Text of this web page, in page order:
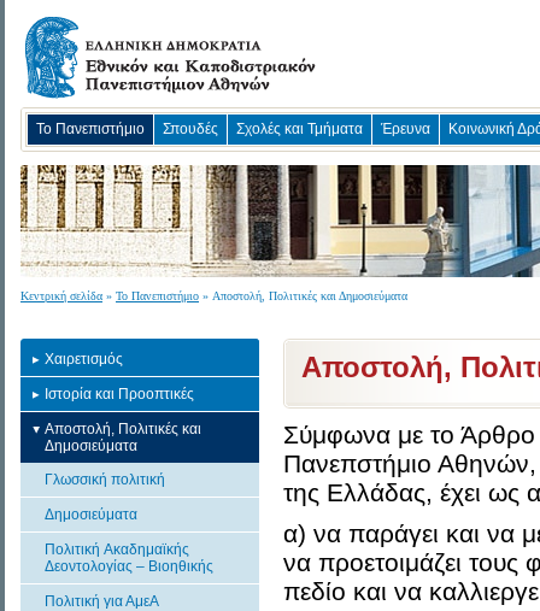
Το Πανεπιστήμιο Σπουδές Σχολές και Τμήματα Έρευνα Κοινωνική
Κεντρική σελίδα » Το Πανεπιστήμιο » Αποστολή, Πολιτικές και Δημοσιεύματα
Χαιρετισμός
Ιστορία και Προοπτικές
Αποστολή, Πολιτικές και
Δημοσιεύματα
Γλωσσική πολιτική
Δημοσιεύματα
Πολιτική Aκαδημαϊκής
Δεοντολογίας – Βιοηθικής
Πολιτική για ΑμεΑ
Αποστολή,
Σύμφωνα με το Άρθρο
Πανεπστήμιο Αθηνών,
της Ελλάδας, έχει ως
α) να παράγει και να
να προετοιμάζει τους
πεδίο και να